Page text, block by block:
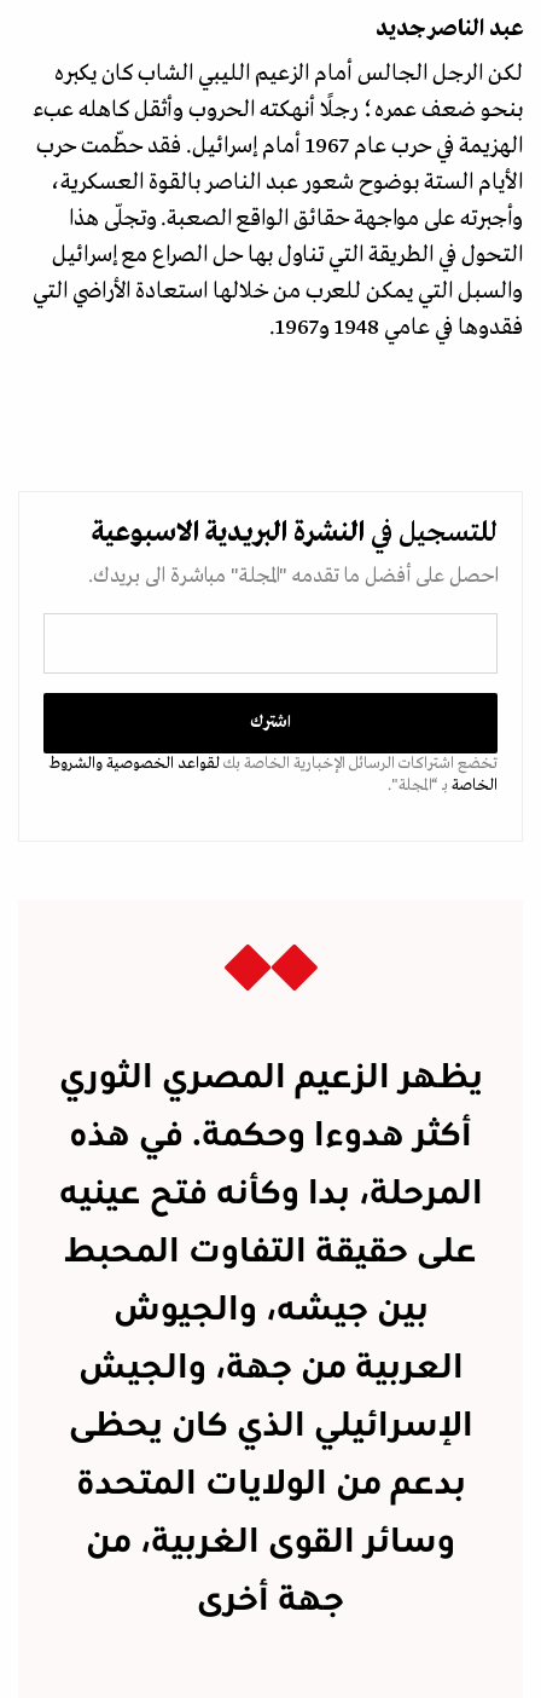
عبد الناصر جديد
لكن الرجل الجالس أمام الزعيم الليبي الشاب كان يكبره
بنحو ضعف عمره؛ رجلًا أنهكته الحروب وأثقل كاهله عبء
الهزيمة في حرب عام 1967 أمام إسرائيل. فقد حطّمت حرب
الأيام الستة بوضوح شعور عبد الناصر بالقوة العسكرية،
وأجبرته على مواجهة حقائق الواقع الصعبة. وتجلّى هذا
التحول في الطريقة التي تناول بها حل الصراع مع إسرائيل
والسبل التي يمكن للعرب من خلالها استعادة الأراضي التي
فقدوها في عامي 1948 و1967.
للتسجيل في النشرة البريدية الاسبوعية
احصل على أفضل ما تقدمه "المجلة" مباشرة الى بريدك.
تخضع اشتراكات الرسائل الإخبارية الخاصة بكلقواعد الخصوصيةوالشروط
الخاصة بـ “المجلة".
يظهر الزعيم المصري الثوري
أكثر هدوءا وحكمة. في هذه
المرحلة، بدا وكأنه فتح عينيه
على حقيقة التفاوت المحبط
بين جيشه، والجيوش
العربية من جهة، والجيش
الإسرائيلي الذي كان يحظى
بدعم من الولايات المتحدة
وسائر القوى الغربية، من
جهة أخرى